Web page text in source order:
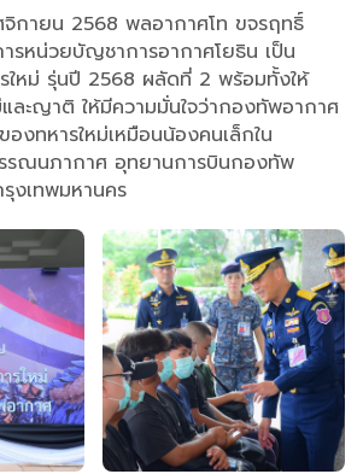
จิกายน 2568 พลอากาศโท ขจรฤทธิ์
รหน่วยบัญชาการอากาศโยธิน เป็น
รใหม่ รุ่นปี 2568 ผลัดที่ 2 พร้อมทั้งให้
และญาติ ให้มีความมั่นใจว่ากองทัพอากาศ
งทหารใหม่เหมือนน้องคนเล็กใน
รณนภากาศ อุทยานการบินกองทัพ
งเทพมหานคร